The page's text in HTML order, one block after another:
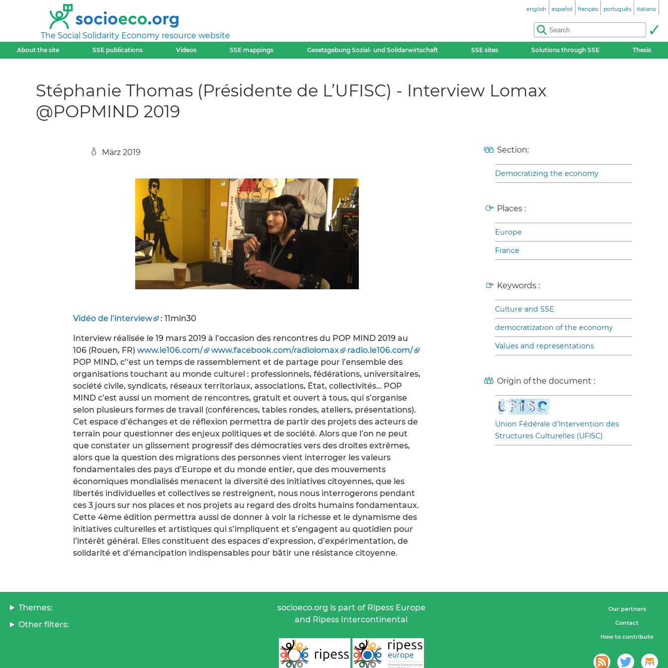
The Social Solidarity Economy resource website
english español français português italiano
About the site SSE publications Videos SSE mappings Gesetzgebung Sozial- und Solidarwirtschaft SSE sites Solutions through SSE Thesis
Stéphanie Thomas (Présidente de L’UFISC) - Interview Lomax
@POPMIND 2019
März 2019
Vidéo de l’interview : 11min30
Interview réalisée le 19 mars 2019 à l’occasion des rencontres du POP MIND 2019 au
106 (Rouen, FR) www.le106.com/ www.facebook.com/radiolomax
radio.le106.com/
POP MIND, c’‘est un temps de rassemblement et de partage pour l’ensemble des
organisations touchant au monde culturel : professionnels, fédérations, universitaires,
société civile, syndicats, réseaux territoriaux, associations, État, collectivités… POP
MIND c’est aussi un moment de rencontres, gratuit et ouvert à tous, qui s’organise
selon plusieurs formes de travail (conférences, tables rondes, ateliers, présentations).
Cet espace d’échanges et de réflexion permettra de partir des projets des acteurs de
terrain pour questionner des enjeux politiques et de société. Alors que l’on ne peut
que constater un glissement progressif des démocraties vers des droites extrêmes,
alors que la question des migrations des personnes vient interroger les valeurs
fondamentales des pays d’Europe et du monde entier, que des mouvements
économiques mondialisés menacent la diversité des initiatives citoyennes, que les
libertés individuelles et collectives se restreignent, nous nous interrogerons pendant
ces 3 jours sur nos places et nos projets au regard des droits humains fondamentaux.
Cette 4ème édition permettra aussi de donner à voir la richesse et le dynamisme des
initiatives culturelles et artistiques qui s’impliquent et s’engagent au quotidien pour
l’intérêt général. Elles constituent des espaces d’expression, d’expérimentation, de
solidarité et d’émancipation indispensables pour bâtir une résistance citoyenne.
Section:
Democratizing the economy
Places :
Europe
France
Keywords :
Culture and SSE
democratization of the economy
Values and representations
Origin of the document :
Union Fédérale d’Intervention des
Structures Culturelles (UFISC)
Themes:
Other filters:
socioeco.org is part of Ripess Europe
and Ripess Intercontinental
Our partners
Contact
How to contribute